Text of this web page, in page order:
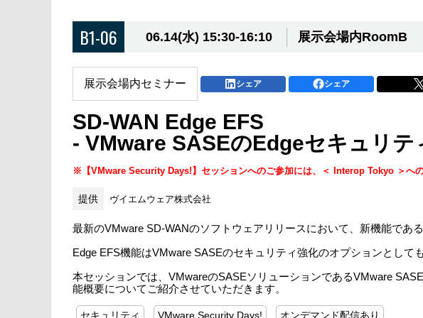
B1-06 06.14(水) 15:30-16:10 展示会場内RoomB
展示会場内セミナー シェア シェア
SD-WAN Edge EFS
- VMware SASEのEdgeセキュリテ
※【VMware Security Days!】セッションへのご参加には、＜ Interop Tokyo ＞への
提供 ヴイエムウェア株式会社
最新のVMware SD-WANのソフトウェアリリースにおいて、新機能であ
Edge EFS機能はVMware SASEのセキュリティ強化のオプションとして
本セッションでは、VMwareのSASEソリューションであるVMware
能概要についてご紹介させていただきます。
セキュリティ VMware Security Days! オンデマンド配信あり